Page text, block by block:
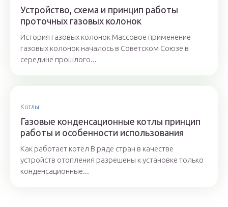
Устройство, схема и принцип работы
проточных газовых колонок
История газовых колонок Массовое применение
газовых колонок началось в Советском Союзе в
середине прошлого...
Котлы
Газовые конденсационные котлы принцип
работы и особенности использования
Как работает котел В ряде стран в качестве
устройств отопления разрешены к установке только
конденсационные...